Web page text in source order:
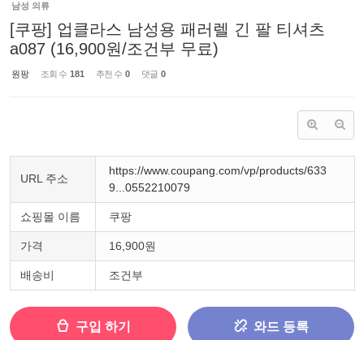
남성 의류
[쿠팡] 업클라스 남성용 패러렐 긴 팔 티셔츠
a087 (16,900원/조건부 무료)
원팡 조회 수 181 추천 수 0 댓글 0
URL 주소
https://www.coupang.com/vp/products/633
9...0552210079
쇼핑몰 이름 쿠팡
가격 16,900원
배송비 조건부
구입 하기 와드 등록